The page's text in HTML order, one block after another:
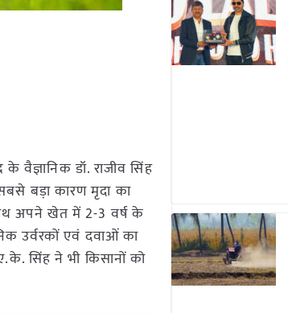
के वैज्ञानिक डॉ. राजीव सिंह
बड़ा कारण मृदा का
अपने खेत में 2-3 वर्ष के
उर्वरकों एवं दवाओं का
सिंह ने भी किसानों को